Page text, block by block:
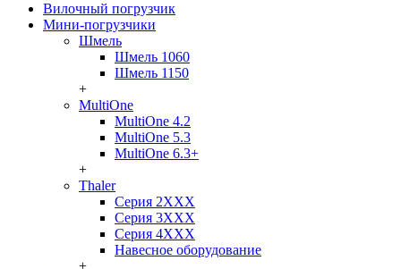
Вилочный погрузчик
Мини-погрузчики
Шмель
Шмель 1060
Шмель 1150
+
MultiOne
MultiOne 4.2
MultiOne 5.3
MultiOne 6.3+
+
Thaler
Серия 2ХХХ
Серия 3ХХХ
Серия 4ХХХ
Навесное оборудование
+